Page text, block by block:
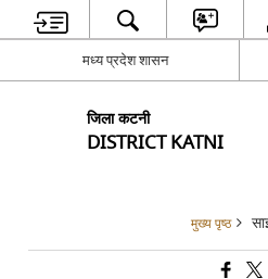
मध्य प्रदेश शासन
जिला कटनी
DISTRICT KATNI
मुख्य पृष्ठ